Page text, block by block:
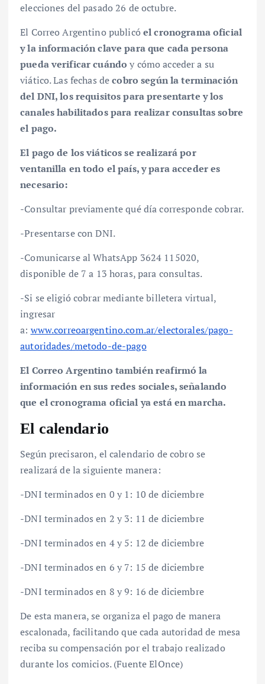
elecciones del pasado 26 de octubre.
El Correo Argentino publicóel cronograma oficial
y la información clave para que cada persona
pueda verificar cuándo y cómo acceder a su
viático. Las fechas decobro según la terminación
del DNI, los requisitos para presentarte y los
canales habilitados para realizar consultas sobre
el pago.
El pago de los viáticos se realizará por
ventanilla en todo el país, y para acceder es
necesario:
-Consultar previamente qué día corresponde cobrar.
-Presentarse con DNI.
-Comunicarse al WhatsApp 3624 115020,
disponible de 7 a 13 horas, para consultas.
-Si se eligió cobrar mediante billetera virtual,
ingresar
a: www.correoargentino.com.ar/electorales/pago-
autoridades/metodo-de-pago
El Correo Argentino también reafirmó la
información en sus redes sociales, señalando
que el cronograma oficial ya está en marcha.
El calendario
Según precisaron, el calendario de cobro se
realizará de la siguiente manera:
-DNI terminados en 0 y 1: 10 de diciembre
-DNI terminados en 2 y 3: 11 de diciembre
-DNI terminados en 4 y 5: 12 de diciembre
-DNI terminados en 6 y 7: 15 de diciembre
-DNI terminados en 8 y 9: 16 de diciembre
De esta manera, se organiza el pago de manera
escalonada, facilitando que cada autoridad de mesa
reciba su compensación por el trabajo realizado
durante los comicios. (Fuente ElOnce)